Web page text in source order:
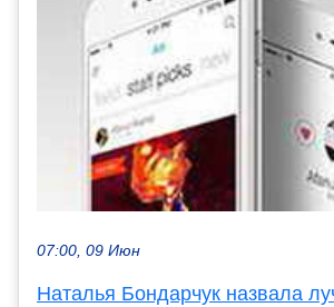
07:00, 09 Июн
Наталья Бондарчук назвала